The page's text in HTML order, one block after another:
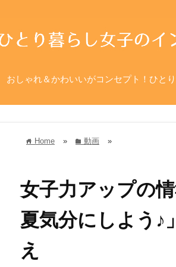
おしゃれ＆かわいいがコンセプト！ひと
home Home » folder 動画 »
女子力アップの
夏気分にしよう
え